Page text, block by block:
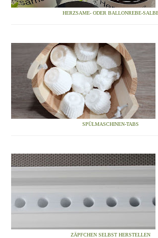
HERZSAME- ODER BALLONREBE-
SPÜLMASCHINEN-TABS
ZÄPFCHEN SELBST HERSTELLEN